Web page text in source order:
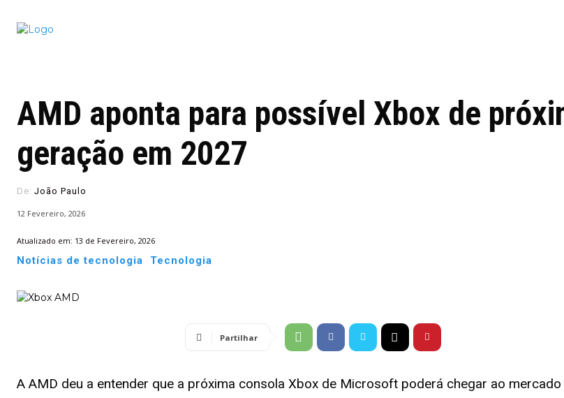
AMD aponta para possível Xbox de
geração em 2027
De: João Paulo
12 Fevereiro, 2026
Atualizado em: 13 de Fevereiro, 2026
Notícias de tecnologia Tecnologia
Partilhar
A AMD deu a entender que a próxima consola Xbox de Microsoft poderá chegar ao mercado